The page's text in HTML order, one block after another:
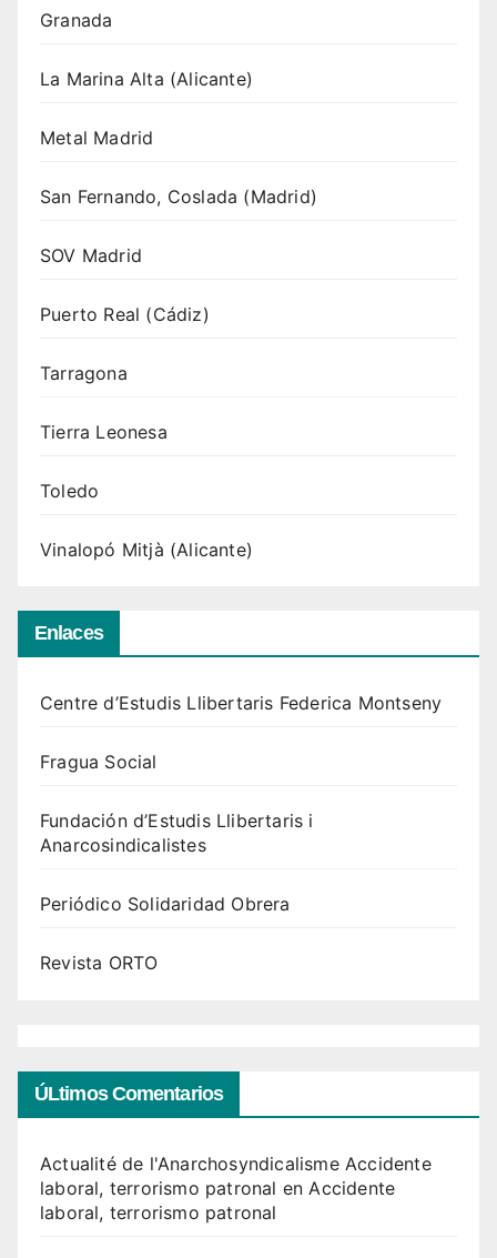
Granada
La Marina Alta (Alicante)
Metal Madrid
San Fernando, Coslada (Madrid)
SOV Madrid
Puerto Real (Cádiz)
Tarragona
Tierra Leonesa
Toledo
Vinalopó Mitjà (Alicante)
Enlaces
Centre d’Estudis Llibertaris Federica Montseny
Fragua Social
Fundación d’Estudis Llibertaris i
Anarcosindicalistes
Periódico Solidaridad Obrera
Revista ORTO
ÚLtimos Comentarios
Actualité de l'Anarchosyndicalisme Accidente
laboral, terrorismo patronal enAccidente
laboral, terrorismo patronal